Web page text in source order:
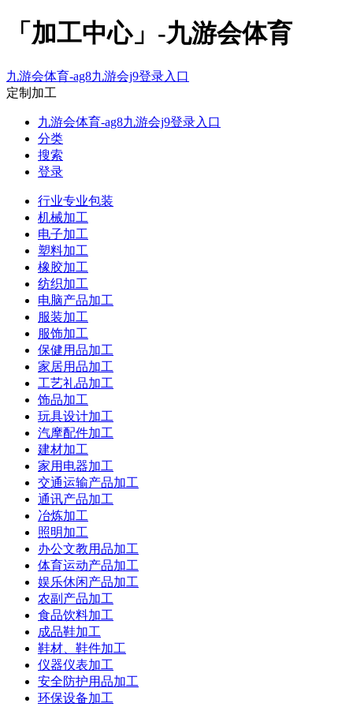
「加工中心」-九游会体育
九游会体育-ag8九游会j9登录入口
定制加工
九游会体育-ag8九游会j9登录入口
分类
搜索
登录
行业专业包装
机械加工
电子加工
塑料加工
橡胶加工
纺织加工
电脑产品加工
服装加工
服饰加工
保健用品加工
家居用品加工
工艺礼品加工
饰品加工
玩具设计加工
汽摩配件加工
建材加工
家用电器加工
交通运输产品加工
通讯产品加工
冶炼加工
照明加工
办公文教用品加工
体育运动产品加工
娱乐休闲产品加工
农副产品加工
食品饮料加工
成品鞋加工
鞋材、鞋件加工
仪器仪表加工
安全防护用品加工
环保设备加工